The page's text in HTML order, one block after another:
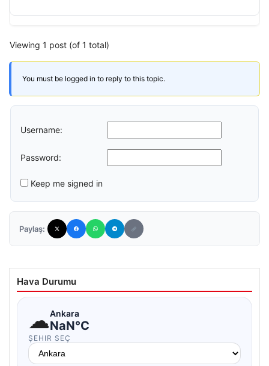
Viewing 1 post (of 1 total)
You must be logged in to reply to this topic.
Username:
Password:
Keep me signed in
Paylaş:
Hava Durumu
☁Ankara
NaN°C
ŞEHIR SEÇ